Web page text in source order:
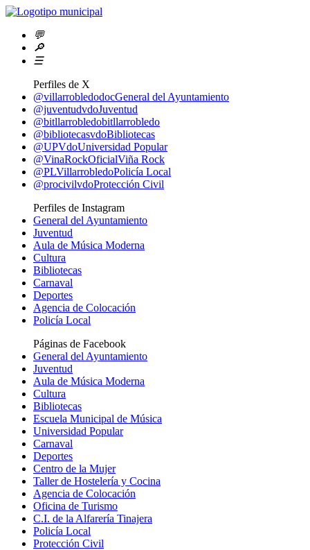
💬
🔎
☰
Perfiles de X
@villarrobledodocGeneral del Ayuntamiento
@juventudvdoJuventud
@bitllarrobledobitllarrobledo
@bibliotecasvdoBibliotecas
@UPVdoUniversidad Popular
@VinaRockOficialViña Rock
@PLVillarrobledoPolicía Local
@procivilvdoProtección Civil
Perfiles de Instagram
General del Ayuntamiento
Juventud
Aula de Música Moderna
Cultura
Bibliotecas
Carnaval
Deportes
Agencia de Colocación
Policía Local
Páginas de Facebook
General del Ayuntamiento
Juventud
Aula de Música Moderna
Cultura
Bibliotecas
Escuela Municipal de Música
Universidad Popular
Carnaval
Deportes
Centro de la Mujer
Taller de Hostelería y Cocina
Agencia de Colocación
Oficina de Turismo
C.I. de la Alfarería Tinajera
Policía Local
Protección Civil